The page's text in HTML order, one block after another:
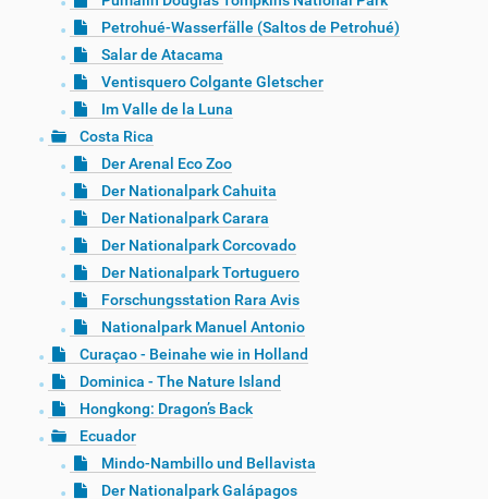
Petrohué-Wasserfälle (Saltos de Petrohué)
Salar de Atacama
Ventisquero Colgante Gletscher
Im Valle de la Luna
Costa Rica
Der Arenal Eco Zoo
Der Nationalpark Cahuita
Der Nationalpark Carara
Der Nationalpark Corcovado
Der Nationalpark Tortuguero
Forschungsstation Rara Avis
Nationalpark Manuel Antonio
Curaçao - Beinahe wie in Holland
Dominica - The Nature Island
Hongkong: Dragon’s Back
Ecuador
Mindo-Nambillo und Bellavista
Der Nationalpark Galápagos